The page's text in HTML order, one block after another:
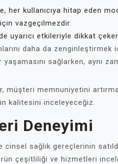
her kullanıcıya hitap eden
vazgeçilmezdir.
uyarıcı etkileriyle dikkat
daha da zenginleştirmek
sağlarken, aynı
müşteri memnuniyetini
kalitesini inceleyeceğiz.
Deneyimi
sağlık gereçlerinin
çeşitliliği ve hizmetleri